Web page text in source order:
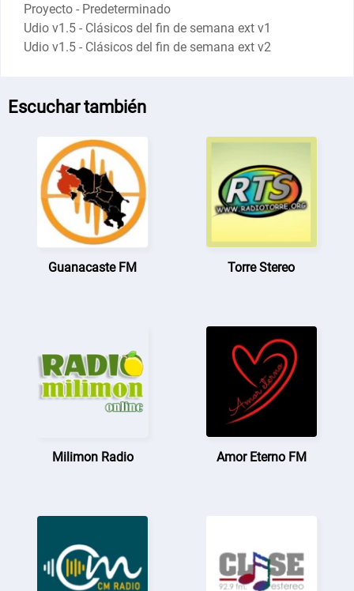
Proyecto - Predeterminado
Udio v1.5 - Clásicos del fin de semana ext v1
Udio v1.5 - Clásicos del fin de semana ext v2
Escuchar también
Guanacaste FM Torre Stereo
Milimon Radio Amor Eterno FM